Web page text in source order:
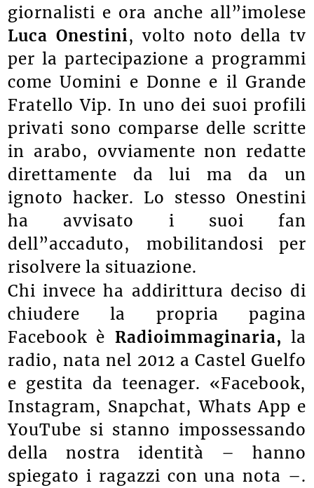
giornalisti e ora anche all”imolese
Luca Onestini, volto noto della tv
per la partecipazione a programmi
come Uomini e Donne e il Grande
Fratello Vip. In uno dei suoi profili
privati sono comparse delle scritte
in arabo, ovviamente non redatte
direttamente da lui ma da un
ignoto hacker. Lo stesso Onestini
ha avvisato i suoi fan
dell”accaduto, mobilitandosi per
risolvere la situazione.
Chi invece ha addirittura deciso di
chiudere la propria pagina
Facebook è Radioimmaginaria, la
radio, nata nel 2012 a Castel Guelfo
e gestita da teenager. «Facebook,
Instagram, Snapchat, Whats App e
YouTube si stanno impossessando
della nostra identità – hanno
spiegato i ragazzi con una nota –.